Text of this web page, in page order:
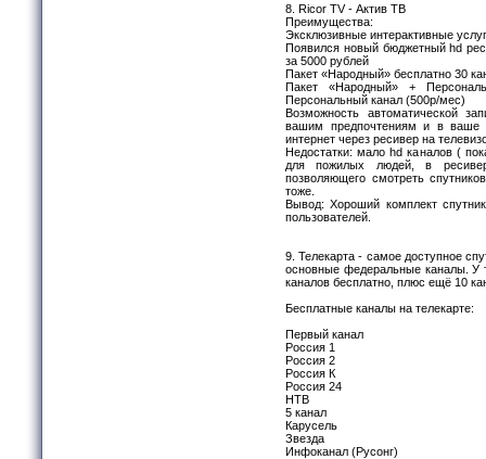
8. Ricor TV - Актив ТВ
Преимущества:
Эксклюзивные интерактивные
Появился новый бюджетный hd
за 5000 рублей
Пакет «Народный» бесплатно 30
Пакет «Народный» +
Персональный канал (500р/мес)
Возможность автоматической
вашим предпочтениям и в ваше
интернет через ресивер на
Недостатки: мало hd каналов (
для пожилых людей, в
позволяющего смотреть
тоже.
Вывод: Хороший комплект
пользователей.
9. Телекарта - самое доступное
основные федеральные каналы. У
каналов бесплатно, плюс ещё 10
Бесплатные каналы на телекарте:
Первый канал
Россия 1
Россия 2
Россия К
Россия 24
НТВ
5 канал
Карусель
Звезда
Инфоканал (Русонг)